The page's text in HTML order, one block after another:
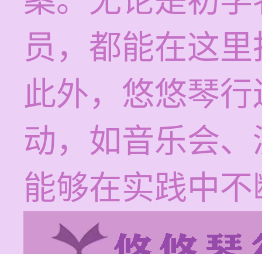
员，都能在这
此外，悠悠琴
动，如音乐会
能够在实践中